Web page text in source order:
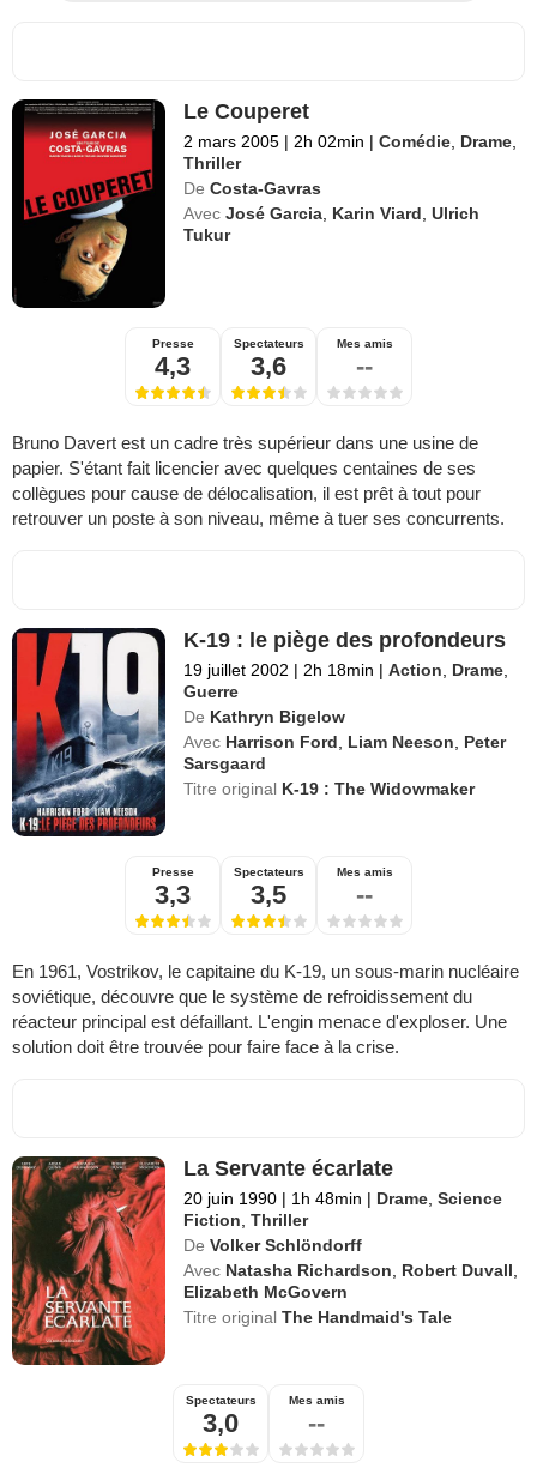
Le Couperet
2 mars 2005 | 2h 02min | Comédie, Drame,
Thriller
De Costa-Gavras
Avec José Garcia, Karin Viard,Ulrich
Tukur
Presse
4,3
Spectateurs
3,6
Mes amis
--
Bruno Davert est un cadre très supérieur dans une usine de
papier. S'étant fait licencier avec quelques centaines de ses
collègues pour cause de délocalisation, il est prêt à tout pour
retrouver un poste à son niveau, même à tuer ses concurrents.
K-19 : le piège des profondeurs
19 juillet 2002 | 2h 18min | Action Drame
Guerre
De Kathryn Bigelow
Avec Harrison Ford Liam Neeson
Peter
Sarsgaard
Titre original K-19 : The Widowmaker
Presse
3,3
Spectateurs
3,5
Mes amis
--
En 1961, Vostrikov, le capitaine du K-19, un sous-marin nucléaire
soviétique, découvre que le système de refroidissement du
réacteur principal est défaillant. L'engin menace d'exploser. Une
solution doit être trouvée pour faire face à la crise.
La Servante écarlate
20 juin 1990 | 1h 48min | Drame ,Science
Fiction ,Thriller
De Volker Schlöndorff
Avec Natasha Richardson Robert Duvall
Elizabeth McGovern
Titre originalThe Handmaid's Tale
Spectateurs
3,0
Mes amis
--